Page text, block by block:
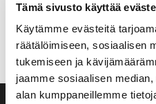
Tämä sivusto käyttää
Käytämme evästeitä
räätälöimiseen, sosiaalisen
tukemiseen ja
jaamme sosiaalisen
alan kumppaneillemme
Ensimmäinen osa:
vähenemässä
Toinen osa:
Drag avasi
Kolmas osa:Dragista saatu
elämään